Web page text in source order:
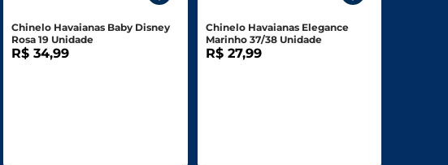
Chinelo Havaianas Baby Disney
Rosa 19 Unidade
R$ 34,99
Chinelo Havaianas Elegance
Marinho 37/38 Unidade
R$ 27,99